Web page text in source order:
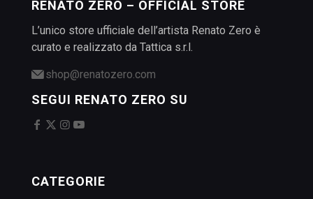
RENATO ZERO – OFFICIAL STORE
L’unico store ufficiale dell’artista Renato Zero è
curato e realizzato da Tattica s.r.l.
shop@renatozero.com
SEGUI RENATO ZERO SU
CATEGORIE